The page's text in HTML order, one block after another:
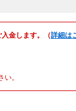
金します。（詳細は
。